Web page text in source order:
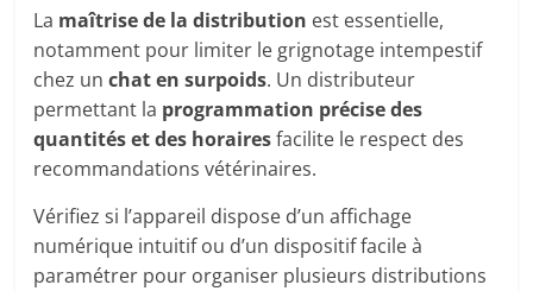
La maîtrise de la distribution est essentielle,
notamment pour limiter le grignotage intempestif
chez unchat en surpoids. Un distributeur
permettant la programmation précise des
quantités et des horairesfacilite le respect des
recommandations vétérinaires.
Vérifiez si l’appareil dispose d’un affichage
numérique intuitif ou d’un dispositif facile à
paramétrer pour organiser plusieurs distributions